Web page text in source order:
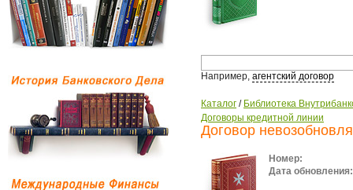
Например, агентский договор
Каталог / Библиотека
Договоры кредитной линии
Договор
Номер:
Дата обновления: